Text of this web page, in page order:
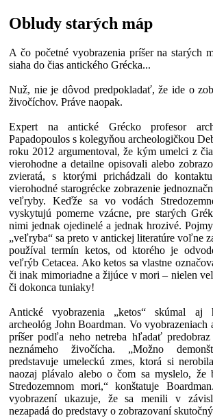
Obludy starých máp
A čo početné vyobrazenia príšer na starých
siaha do čias antického Grécka...
Nuž, nie je dôvod predpokladať, že ide o
živočíchov. Práve naopak.
Expert na antické Grécko profesor
Papadopoulos s kolegyňou archeologičkou
roku 2012 argumentoval, že kým umelci z
vierohodne a detailne opisovali alebo
zvieratá, s ktorými prichádzali do
vierohodné starogrécke zobrazenie
veľryby. Keďže sa vo vodách
vyskytujú pomerne vzácne, pre starých
nimi jednak ojedinelé a jednak hrozivé.
„veľryba“ sa preto v antickej literatúre voľne
používal termín ketos, od ktorého je
veľrýb Cetacea. Ako ketos sa vlastne
či inak mimoriadne a žijúce v mori – nielen
či dokonca tuniaky!
Antické vyobrazenia „ketos“ skúmal aj
archeológ John Boardman. Vo vyobrazeniach
príšer podľa neho netreba hľadať predobraz
neznámeho živočícha. „Možno
predstavuje umeleckú zmes, ktorá si
naozaj plávalo alebo o čom sa myslelo,
Stredozemnom mori,“ konštatuje
vyobrazení ukazuje, že sa menili v
nezapadá do predstavy o zobrazovaní